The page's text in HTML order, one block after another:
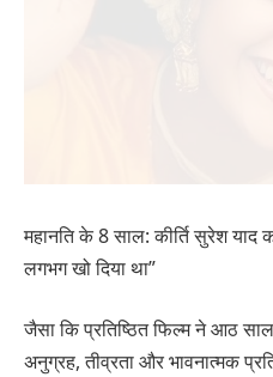
महानति के 8 साल: कीर्ति सुरेश याद
लगभग खो दिया था”
जैसा कि प्रतिष्ठित फिल्म ने आठ
अनुग्रह, तीव्रता और भावनात्मक